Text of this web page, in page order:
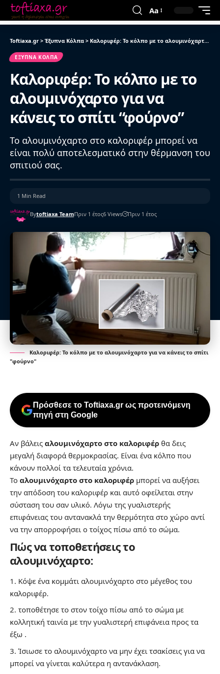
Aa
Toftiaxa.gr > Έξυπνα Κόλπα > Καλοριφέρ: Το κόλπο με το αλουμινόχαρτο για να κάνεις το σπίτι “φούρνο”
ΈΞΥΠΝΑ ΚΌΛΠΑ
Καλοριφέρ: Το κόλπο με το
αλουμινόχαρτο για να
κάνεις το σπίτι “φούρνο”
Το αλουμινόχαρτο στο καλοριφέρ μπορεί να
είναι πολύ αποτελεσματικό στην θέρμανση του
σπιτιού σας.
Bytoftiaxa TeamΠριν 1 έτος6 Views Πριν 1 έτος
1 Min Read
Καλοριφέρ: Το κόλπο με το αλουμινόχαρτο για να κάνεις το σπίτι
"φούρνο"
Πρόσθεσε το Toftiaxa.gr ως προτεινόμενη
πηγή στη Google
Αν βάλεις αλουμινόχαρτο στο καλοριφέρ θα δεις
μεγαλή διαφορά θερμοκρασίας. Είναι ένα κόλπο που
κάνουν πολλοί τα τελευταία χρόνια.
Το αλουμινόχαρτο στο καλοριφέρ μπορεί να αυξήσει
την απόδοση του καλοριφέρ και αυτό οφείλεται στην
σύσταση του σαν υλικό. Λόγω της γυαλιστερής
επιφάνειας του αντανακλά την θερμότητα στο χώρο αντί
να την απορροφήσει ο τοίχος πίσω από το σώμα.
Πώς να τοποθετήσεις το
αλουμινόχαρτο:
Κόψε ένα κομμάτι αλουμινόχαρτο στο μέγεθος του
καλοριφέρ.
τοποθέτησε το στον τοίχο πίσω από το σώμα με
κολλητική ταινία με την γυαλιστερή επιφάνεια προς τα
έξω .
Ίσιωσε το αλουμινόχαρτο να μην έχει τσακίσεις για να
μπορεί να γίνεται καλύτερα η αντανάκλαση.